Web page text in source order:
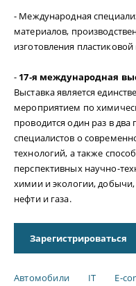
- Международная
материалов,
изготовления
- 17‑я международная
Выставка является
мероприятием по
проводится один раз в
специалистов о
технологий, а также
перспективных научно-
химии и экологии,
нефти и газа.
Зарегистрироваться
Автомобили IT E-